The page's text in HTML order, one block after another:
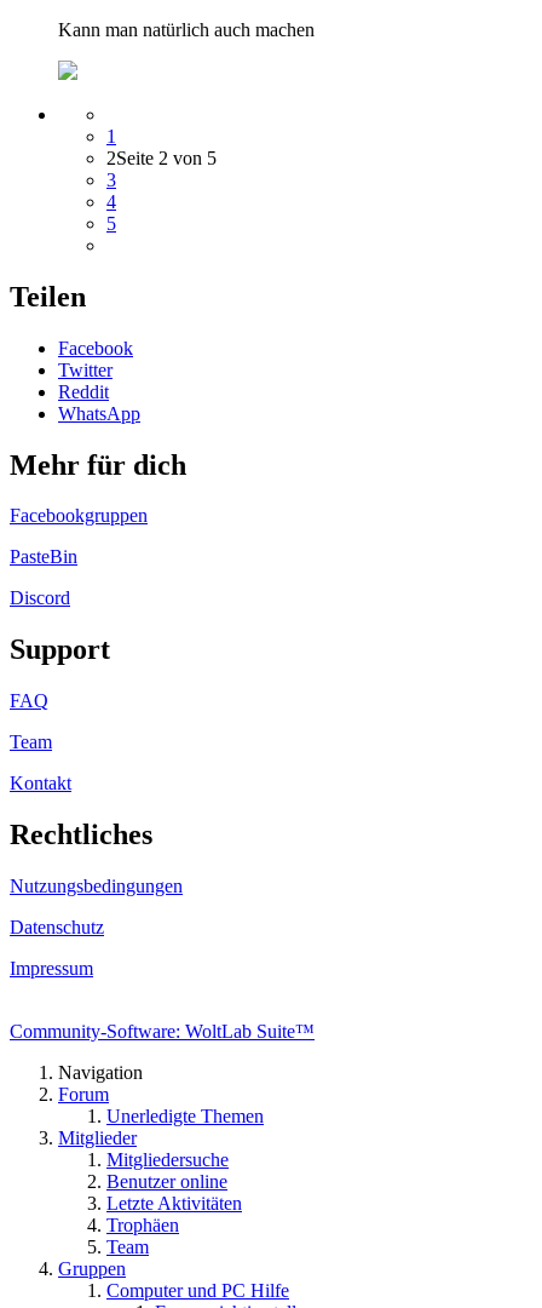
Kann man natürlich auch machen
1
2Seite 2 von 5
3
4
5
Teilen
Facebook
Twitter
Reddit
WhatsApp
Mehr für dich
Facebookgruppen
PasteBin
Discord
Support
FAQ
Team
Kontakt
Rechtliches
Nutzungsbedingungen
Datenschutz
Impressum
Community-Software: WoltLab Suite™
Navigation
Forum
Unerledigte Themen
Mitglieder
Mitgliedersuche
Benutzer online
Letzte Aktivitäten
Trophäen
Team
Gruppen
Computer und PC Hilfe